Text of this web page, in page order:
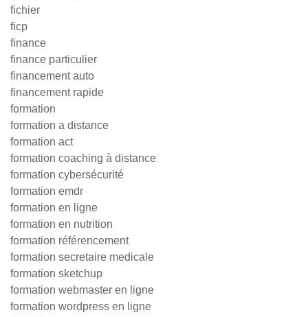
fichier
ficp
finance
finance particulier
financement auto
financement rapide
formation
formation a distance
formation act
formation coaching à distance
formation cybersécurité
formation emdr
formation en ligne
formation en nutrition
formation référencement
formation secretaire medicale
formation sketchup
formation webmaster en ligne
formation wordpress en ligne